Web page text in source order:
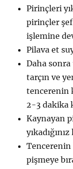
Pirinçleri
pirinçler
işlemine
Pilava et
Daha
tarçın ve
tencerenin
2-3 dakika
Kaynayan
Tencerenin
pişmeye